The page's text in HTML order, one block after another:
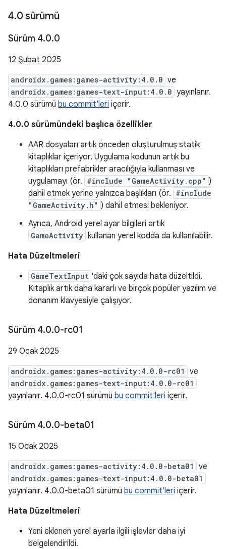
4.0 sürümü
Sürüm 4.0.0
12 Şubat 2025
androidx.games:games-activity:4.0.0 ve
androidx.games:games-text-input:4.0.0 yayınlanır.
4.0.0 sürümü bu commit'leri içerir.
4.0.0 sürümündeki başlıca özellikler
AAR dosyaları artık önceden oluşturulmuş statik
kitaplıklar içeriyor. Uygulama kodunun artık bu
kitaplıkları prefabrikler aracılığıyla kullanması ve
uygulamayı (ör. #include "GameActivity.cpp" )
dahil etmek yerine yalnızca başlıkları (ör. #include
"GameActivity.h" ) dahil etmesi bekleniyor.
Ayrıca, Android yerel ayar bilgileri artık
GameActivity kullanan yerel kodda da kullanılabilir.
Hata Düzeltmeleri
GameTextInput 'daki çok sayıda hata düzeltildi.
Kitaplık artık daha kararlı ve birçok popüler yazılım ve
donanım klavyesiyle çalışıyor.
Sürüm 4.0.0-rc01
29 Ocak 2025
androidx.games:games-activity:4.0.0-rc01 ve
androidx.games:games-text-input:4.0.0-rc01
yayınlanır. 4.0.0-rc01 sürümü bu commit'leri içerir.
Sürüm 4.0.0-beta01
15 Ocak 2025
androidx.games:games-activity:4.0.0-beta01 ve
androidx.games:games-text-input:4.0.0-beta01
yayınlanır. 4.0.0-beta01 sürümü bu commit'leri içerir.
Hata Düzeltmeleri
Yeni eklenen yerel ayarla ilgili işlevler daha iyi
belgelendirildi.